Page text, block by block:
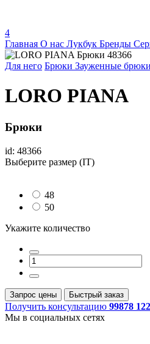
4
Главная О нас Лукбук Бренды
Для него Брюки Зауженные брюки
LORO PIANA
Брюки
id: 48366
Выберите размер (IT)
48
50
Укажите количество
Запрос цены Быстрый заказ
Получить консультацию 99878
Мы в социальных сетях